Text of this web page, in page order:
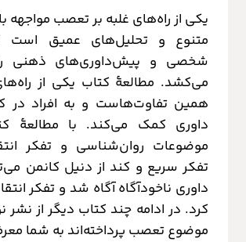
یکی از راه‌های غلبه بر تعصب مواجهه
متنوع و تحلیل‌های عمیق است
شخصی و پیش‌داوری‌های ذهنی
می‌کشد. مطالعۀ کتاب یکی از
همین تفاوت‌هاست و به افراد
داوری کمک می‌کند. با مطالعۀ
موضوعات روان‌شناسی و تفکر
تفکر سریع و کند از دنیل کانمن
داوری ناخودآگاه آگاه شد و تفکر
کرد. در ادامه چند کتاب دیگر از نشر
موضوع تعصب پرداخته‌اند به شما